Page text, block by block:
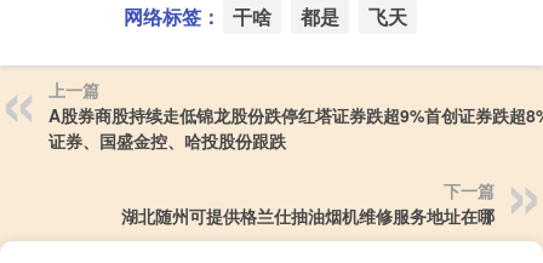
网络标签： 干啥 都是 飞天
上一篇
A股券商股持续走低锦龙股份跌停红塔证券跌超9%首创证券跌超
证券、国盛金控、哈投股份跟跌
下一篇
湖北随州可提供格兰仕抽油烟机维修服务地址在哪